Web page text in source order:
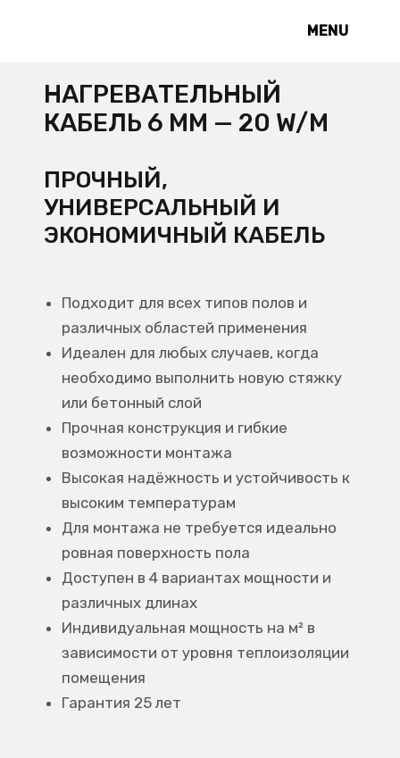
MENU
НАГРЕВАТЕЛЬНЫЙ
КАБЕЛЬ 6 ММ — 20 W/M
ПРОЧНЫЙ,
УНИВЕРСАЛЬНЫЙ И
ЭКОНОМИЧНЫЙ КАБЕЛЬ
Подходит для всех типов полов и
различных областей применения
Идеален для любых случаев, когда
необходимо выполнить новую стяжку
или бетонный слой
Прочная конструкция и гибкие
возможности монтажа
Высокая надёжность и устойчивость к
высоким температурам
Для монтажа не требуется идеально
ровная поверхность пола
Доступен в 4 вариантах мощности и
различных длинах
Индивидуальная мощность на м² в
зависимости от уровня теплоизоляции
помещения
Гарантия 25 лет